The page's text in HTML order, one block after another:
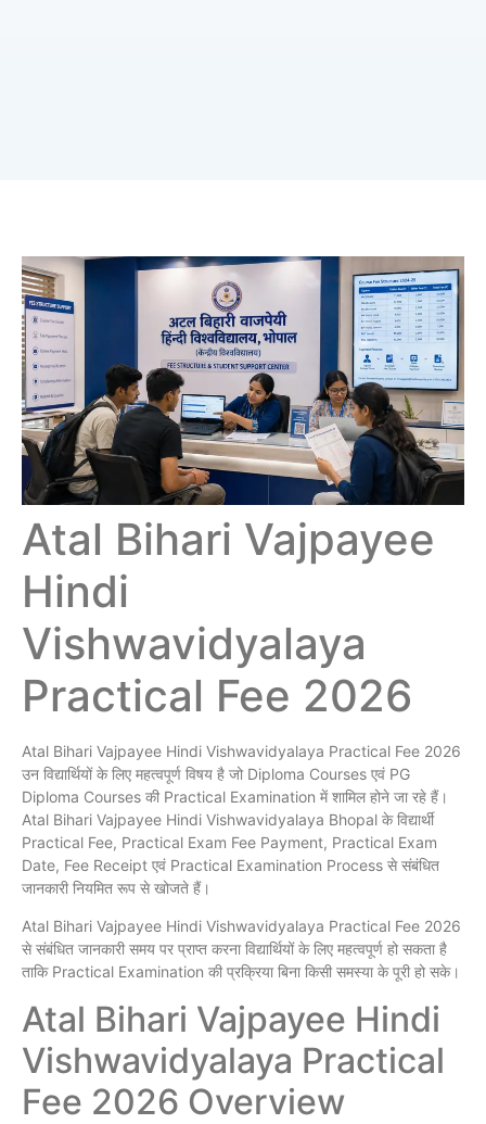
Atal Bihari Vajpayee
Hindi
Vishwavidyalaya
Practical Fee 2026
Atal Bihari Vajpayee Hindi Vishwavidyalaya Practical Fee 2026
उन विद्यार्थियों के लिए महत्वपूर्ण विषय है जो Diploma Courses एवं PG
Diploma Courses की Practical Examination में शामिल होने जा रहे हैं।
Atal Bihari Vajpayee Hindi Vishwavidyalaya Bhopal के विद्यार्थी
Practical Fee, Practical Exam Fee Payment, Practical Exam
Date, Fee Receipt एवं Practical Examination Process से संबंधित
जानकारी नियमित रूप से खोजते हैं।
Atal Bihari Vajpayee Hindi Vishwavidyalaya Practical Fee 2026
से संबंधित जानकारी समय पर प्राप्त करना विद्यार्थियों के लिए महत्वपूर्ण हो सकता है
ताकि Practical Examination की प्रक्रिया बिना किसी समस्या के पूरी हो सके।
Atal Bihari Vajpayee Hindi
Vishwavidyalaya Practical
Fee 2026 Overview